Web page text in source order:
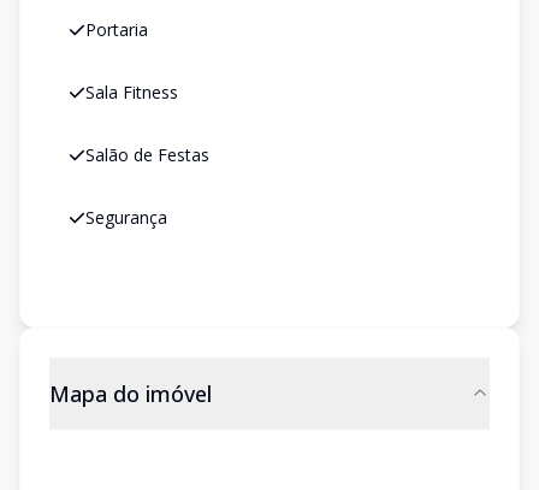
Portaria
Sala Fitness
Salão de Festas
Segurança
Mapa do imóvel